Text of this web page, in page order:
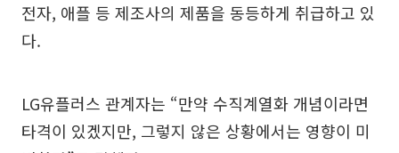
전자, 애플 등 제조사의 제품을 동등하게 취급하고 있
다.
LG유플러스 관계자는 “만약 수직계열화 개념이라면
타격이 있겠지만, 그렇지 않은 상황에서는 영향이 미